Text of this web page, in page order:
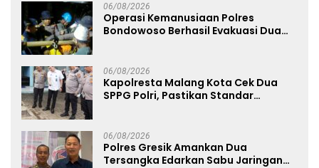
06/08/2026
Operasi Kemanusiaan Polres
Bondowoso Berhasil Evakuasi Dua
06/08/2026
Kapolresta Malang Kota Cek Dua
SPPG Polri, Pastikan Standar
06/08/2026
Polres Gresik Amankan Dua
Tersangka Edarkan Sabu Jaringan